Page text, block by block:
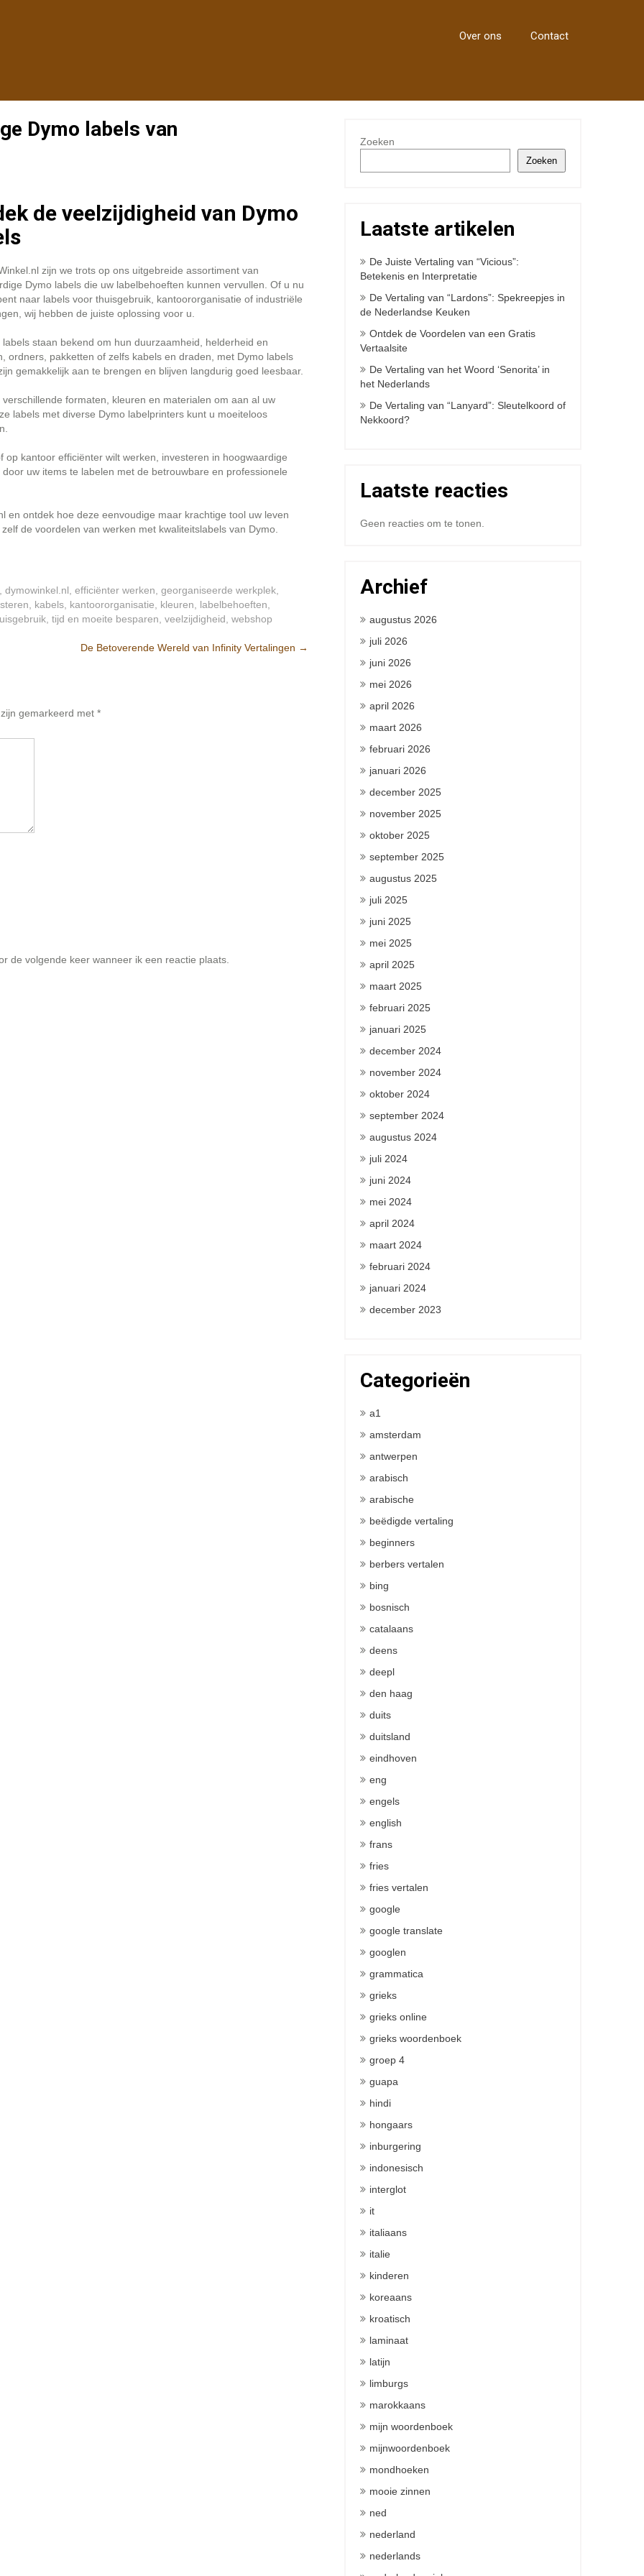
Over ons Contact
Dymo labels van
de veelzijdigheid van Dymo
zijn we trots op ons uitgebreide assortiment van
Dymo labels die uw labelbehoeften kunnen vervullen. Of u nu
naar labels voor thuisgebruik, kantoororganisatie of industriële
wij hebben de juiste oplossing voor u.
labels staan bekend om hun duurzaamheid, helderheid en
ordners, pakketten of zelfs kabels en draden, met Dymo labels
gemakkelijk aan te brengen en blijven langdurig goed leesbaar.
formaten, kleuren en materialen om aan al uw
labels met diverse Dymo labelprinters kunt u moeiteloos
kantoor efficiënter wilt werken, investeren in hoogwaardige
uw items te labelen met de betrouwbare en professionele
en ontdek hoe deze eenvoudige maar krachtige tool uw leven
de voordelen van werken met kwaliteitslabels van Dymo.
dymowinkel.nl efficiënter werken georganiseerde werkplek
kabels kantoororganisatie kleuren labelbehoeften
tijd en moeite besparen veelzijdigheid webshop
De Betoverende Wereld van Infinity Vertalingen →
gemarkeerd met *
de volgende keer wanneer ik een reactie plaats.
Zoeken
Zoeken
Laatste artikelen
De Juiste Vertaling van “Vicious”:
Betekenis en Interpretatie
De Vertaling van “Lardons”: Spekreepjes in
de Nederlandse Keuken
Ontdek de Voordelen van een Gratis
Vertaalsite
De Vertaling van het Woord ‘Senorita’ in
het Nederlands
De Vertaling van “Lanyard”: Sleutelkoord of
Nekkoord?
Laatste reacties
Geen reacties om te tonen.
Archief
augustus 2026
juli 2026
juni 2026
mei 2026
april 2026
maart 2026
februari 2026
januari 2026
december 2025
november 2025
oktober 2025
september 2025
augustus 2025
juli 2025
juni 2025
mei 2025
april 2025
maart 2025
februari 2025
januari 2025
december 2024
november 2024
oktober 2024
september 2024
augustus 2024
juli 2024
juni 2024
mei 2024
april 2024
maart 2024
februari 2024
januari 2024
december 2023
Categorieën
a1
amsterdam
antwerpen
arabisch
arabische
beëdigde vertaling
beginners
berbers vertalen
bing
bosnisch
catalaans
deens
deepl
den haag
duits
duitsland
eindhoven
eng
engels
english
frans
fries
fries vertalen
google
google translate
googlen
grammatica
grieks
grieks online
grieks woordenboek
groep 4
guapa
hindi
hongaars
inburgering
indonesisch
interglot
it
italiaans
italie
kinderen
koreaans
kroatisch
laminaat
latijn
limburgs
marokkaans
mijn woordenboek
mijnwoordenboek
mondhoeken
mooie zinnen
ned
nederland
nederlands